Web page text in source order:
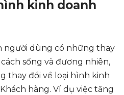
kinh doanh
người dùng có những thay
sống và đương nhiên,
thay đổi về loại hình kinh
hàng. Ví dụ việc tăng